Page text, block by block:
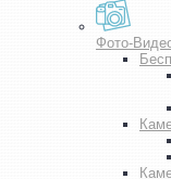
Фото-